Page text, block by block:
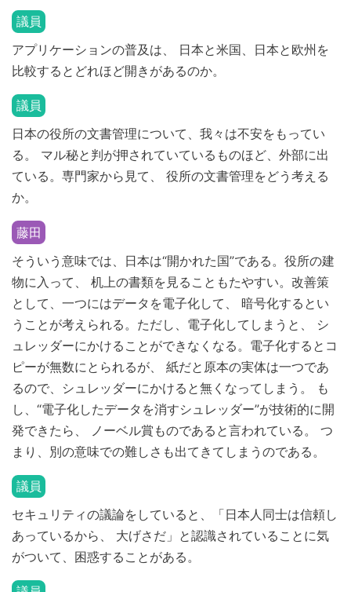
議員
アプリケーションの普及は、 日本と米国、日本と欧州を
比較するとどれほど開きがあるのか。
議員
日本の役所の文書管理について、我々は不安をもってい
る。 マル秘と判が押されていているものほど、外部に出
ている。専門家から見て、 役所の文書管理をどう考える
か。
藤田
そういう意味では、日本は“開かれた国”である。役所の建
物に入って、 机上の書類を見ることもたやすい。改善策
として、一つにはデータを電子化して、 暗号化するとい
うことが考えられる。ただし、電子化してしまうと、 シ
ュレッダーにかけることができなくなる。電子化するとコ
ピーが無数にとられるが、 紙だと原本の実体は一つであ
るので、シュレッダーにかけると無くなってしまう。 も
し、“電子化したデータを消すシュレッダー”が技術的に開
発できたら、 ノーベル賞ものであると言われている。 つ
まり、別の意味での難しさも出てきてしまうのである。
議員
セキュリティの議論をしていると、「日本人同士は信頼し
あっているから、 大げさだ」と認識されていることに気
がついて、困惑することがある。